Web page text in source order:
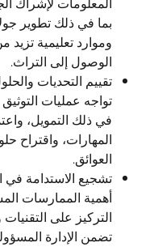
بما في ذلك تطوير
وموارد تعليمية تزيد
الوصول إلى التراث.
تقييم التحديات
تواجه عمليات
في ذلك التمويل،
المهارات، واقتراح
العوائق.
تشجيع الاستدامة في
أهمية الممارسات
التركيز على
تضمن الإدارة